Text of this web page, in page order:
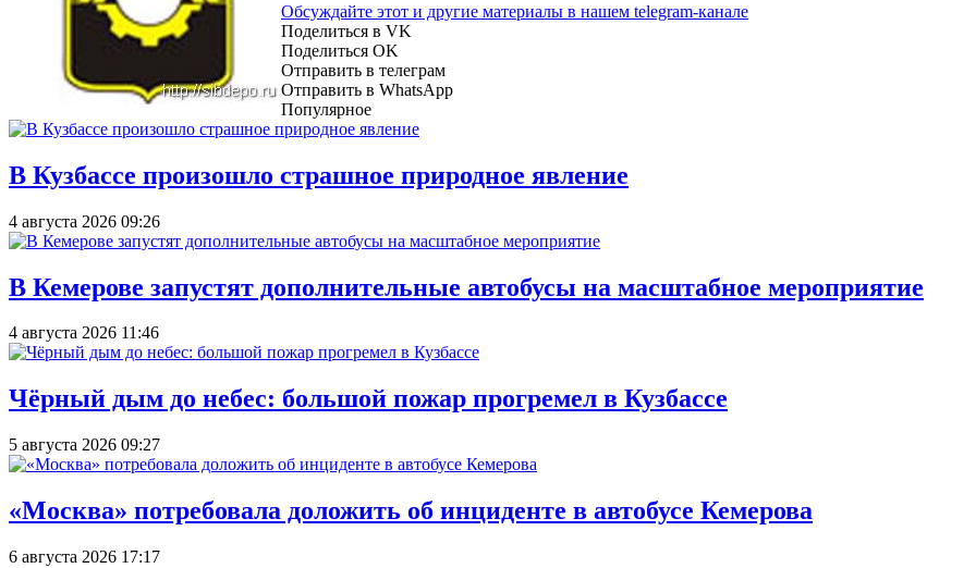
Обсуждайте этот и другие материалы в нашем telegram-канале
Поделиться в VK
Поделиться OK
Отправить в телеграм
Отправить в WhatsApp
Популярное
В Кузбассе произошло страшное природное явление
4 августа 2026 09:26
В Кемерове запустят дополнительные автобусы на масштабное мероприятие
4 августа 2026 11:46
Чёрный дым до небес: большой пожар прогремел в Кузбассе
5 августа 2026 09:27
«Москва» потребовала доложить об инциденте в автобусе Кемерова
6 августа 2026 17:17